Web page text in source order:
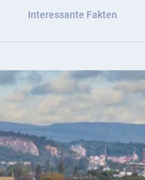
Interessante Fakten